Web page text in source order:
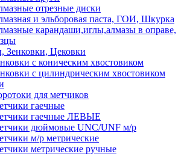
отрезные диски
и эльборовая паста, ГОИ, Шкурка
карандаши,иглы,алмазы в оправе,
Зенковки, Цековки
с коническим хвостовиком
с цилиндрическим хвостовиком
для метчиков
гаечные
гаечные ЛЕВЫЕ
дюймовые UNC/UNF м/р
м/р метрические
метрические ручные